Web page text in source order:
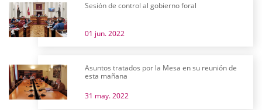
Sesión de control al gobierno foral
01 jun. 2022
Asuntos tratados por la Mesa en su reunión de
esta mañana
31 may. 2022